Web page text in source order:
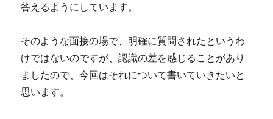
答えるようにしています。
そのような面接の場で、明確に質問されたというわ
けではないのですが、認識の差を感じることがあり
ましたので、今回はそれについて書いていきたいと
思います。